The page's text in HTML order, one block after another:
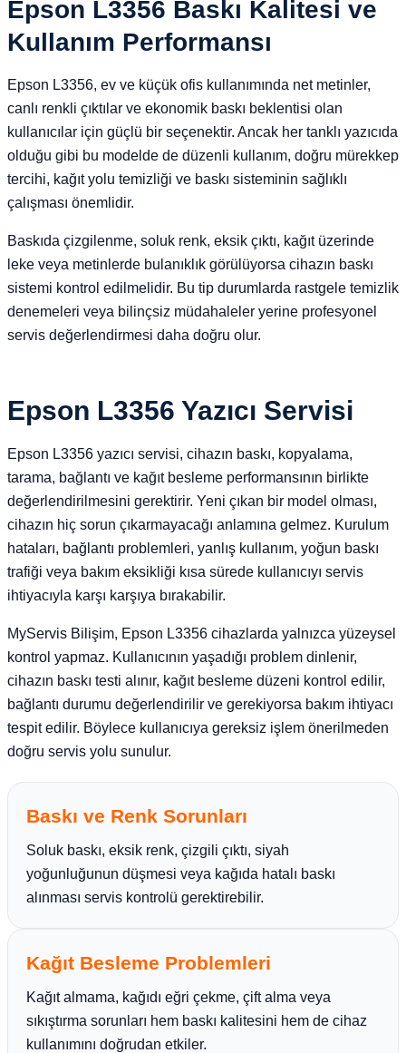
Epson L3356 Baskı Kalitesi ve
Kullanım Performansı
Epson L3356, ev ve küçük ofis kullanımında net metinler,
canlı renkli çıktılar ve ekonomik baskı beklentisi olan
kullanıcılar için güçlü bir seçenektir. Ancak her tanklı yazıcıda
olduğu gibi bu modelde de düzenli kullanım, doğru mürekkep
tercihi, kağıt yolu temizliği ve baskı sisteminin sağlıklı
çalışması önemlidir.
Baskıda çizgilenme, soluk renk, eksik çıktı, kağıt üzerinde
leke veya metinlerde bulanıklık görülüyorsa cihazın baskı
sistemi kontrol edilmelidir. Bu tip durumlarda rastgele temizlik
denemeleri veya bilinçsiz müdahaleler yerine profesyonel
servis değerlendirmesi daha doğru olur.
Epson L3356 Yazıcı Servisi
Epson L3356 yazıcı servisi, cihazın baskı, kopyalama,
tarama, bağlantı ve kağıt besleme performansının birlikte
değerlendirilmesini gerektirir. Yeni çıkan bir model olması,
cihazın hiç sorun çıkarmayacağı anlamına gelmez. Kurulum
hataları, bağlantı problemleri, yanlış kullanım, yoğun baskı
trafiği veya bakım eksikliği kısa sürede kullanıcıyı servis
ihtiyacıyla karşı karşıya bırakabilir.
MyServis Bilişim, Epson L3356 cihazlarda yalnızca yüzeysel
kontrol yapmaz. Kullanıcının yaşadığı problem dinlenir,
cihazın baskı testi alınır, kağıt besleme düzeni kontrol edilir,
bağlantı durumu değerlendirilir ve gerekiyorsa bakım ihtiyacı
tespit edilir. Böylece kullanıcıya gereksiz işlem önerilmeden
doğru servis yolu sunulur.
Baskı ve Renk Sorunları
Soluk baskı, eksik renk, çizgili çıktı, siyah
yoğunluğunun düşmesi veya kağıda hatalı baskı
alınması servis kontrolü gerektirebilir.
Kağıt Besleme Problemleri
Kağıt almama, kağıdı eğri çekme, çift alma veya
sıkıştırma sorunları hem baskı kalitesini hem de cihaz
kullanımını doğrudan etkiler.